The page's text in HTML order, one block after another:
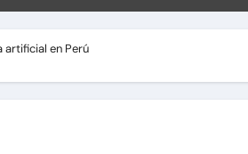
guía para las familias
artificial en Perú